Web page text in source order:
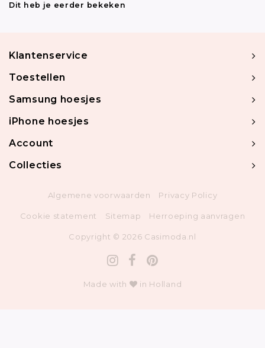
Dit heb je eerder bekeken
Klantenservice
Toestellen
Samsung hoesjes
iPhone hoesjes
Account
Collecties
Algemene voorwaarden Privacy Policy
Cookie statement Sitemap Herroeping aanvragen
Copyright © 2026 Casimoda.nl
Made with in Holland